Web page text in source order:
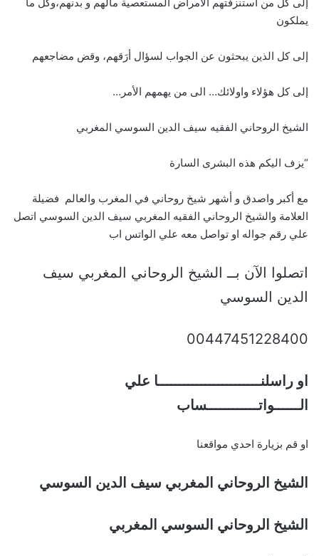
يملكون
إلى كل الذين يبحثون عن الجواب لسؤال أرَقهم، وقض مضاجعهم
إلى كل هؤلاء واولائك… الى من يهمهم الأمر…
الشيخ الروحاني الفقيه سيف الدين السوسي المغربي
“يزف اليكم هذه البشرى السارة
مع أكبر واصدق و أشهر شيخ روحاني في المغرب والعالم فضيلة
العلامة والشيخ الروحاني الفقيه المغربي سيف الدين السوسي اتصل
علي رقم جواله او تواصل معه علي الواتس اب
اتصلوا الآن بــ الشيخ الروحاني المغربي سيف
الدين السوسي
00447451228400
او راسلنــــــــــــــــــــــــا علي
الــــــواتــــــــــــساب
او قم بزيارة احدي مواقعنا
الشيخ الروحاني المغربي سيف الدين السوسي
الشيخ الروحاني السوسي المغربي